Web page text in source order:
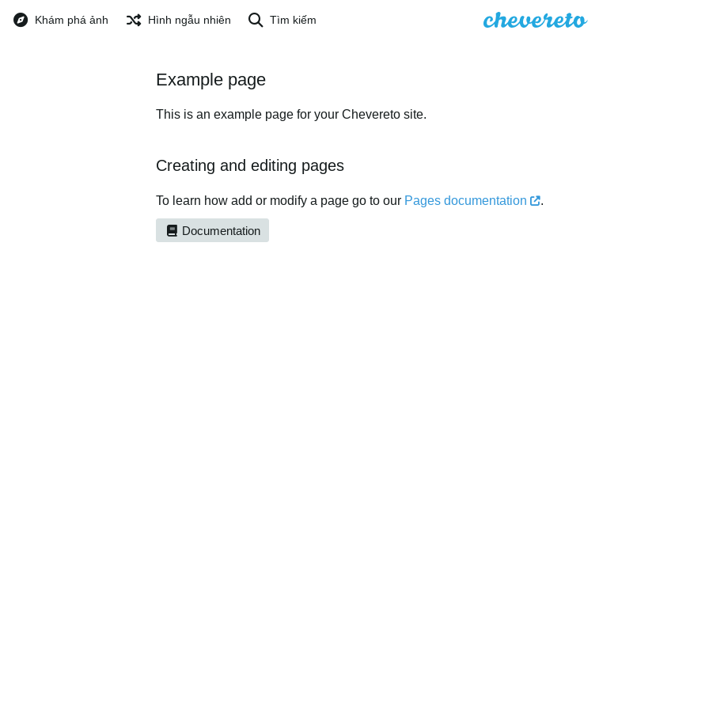
Khám phá ảnh Hình ngẫu nhiên Tìm kiếm
Example page
This is an example page for your Chevereto site.
Creating and editing pages
To learn how add or modify a page go to our Pages documentation .
Documentation